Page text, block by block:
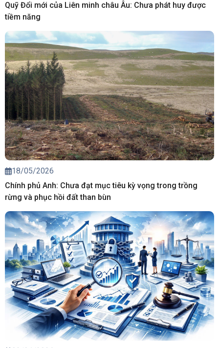
Quỹ Đổi mới của Liên minh châu Âu: Chưa phát huy được
tiềm năng
18/05/2026
Chính phủ Anh: Chưa đạt mục tiêu kỳ vọng trong trồng
rừng và phục hồi đất than bùn